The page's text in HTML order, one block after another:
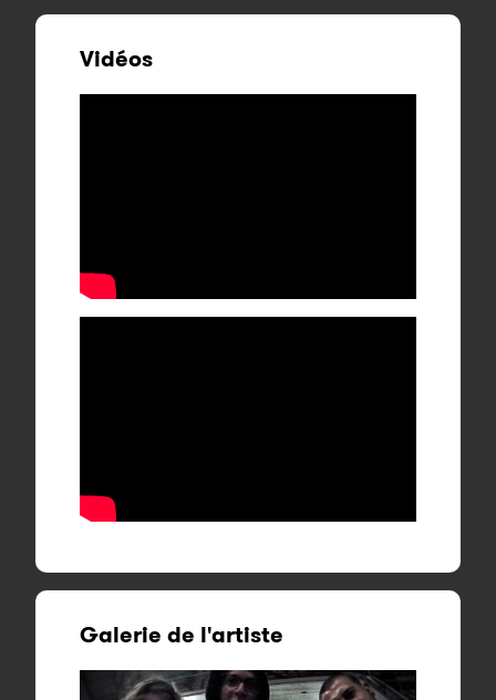
Vidéos
Galerie de l'artiste